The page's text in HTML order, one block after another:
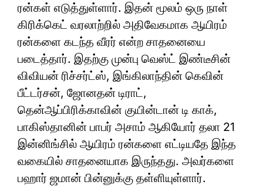
ரன்கள் எடுத்துள்ளார். இதன் மூலம் ஒரு நாள்
கிரிக்கெட் வரலாற்றில் அதிவேகமாக ஆயிரம்
ரன்களை கடந்த வீரர் என்ற சாதனையை
படைத்தார். இதற்கு முன்பு வெஸ்ட் இண்டீசின்
விவியன் ரிச்சர்ட்ஸ், இங்கிலாந்தின் கெவின்
பீட்டர்சன், ஜோனதன் டிராட்,
தென்ஆப்பிரிக்காவின் குயின்டான் டி காக்,
பாகிஸ்தானின் பாபர் அசாம் ஆகியோர் தலா 21
இன்னிங்சில் ஆயிரம் ரன்களை எட்டியதே இந்த
வகையில் சாதனையாக இருந்தது. அவர்களை
பஹார் ஜமான் பின்னுக்கு தள்ளியுள்ளார்.